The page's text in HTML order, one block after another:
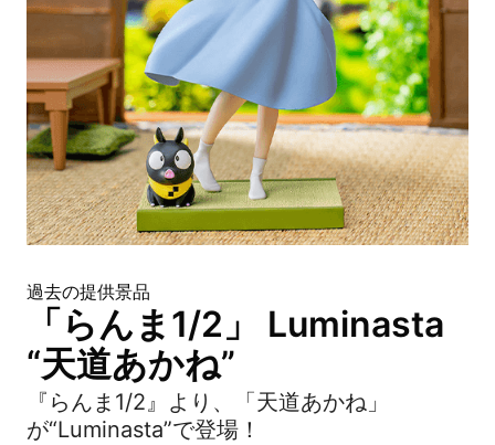
過去の提供景品
「らんま1/2」 Luminasta
“天道あかね”
『らんま1/2』より、「天道あかね」
が“Luminasta”で登場！